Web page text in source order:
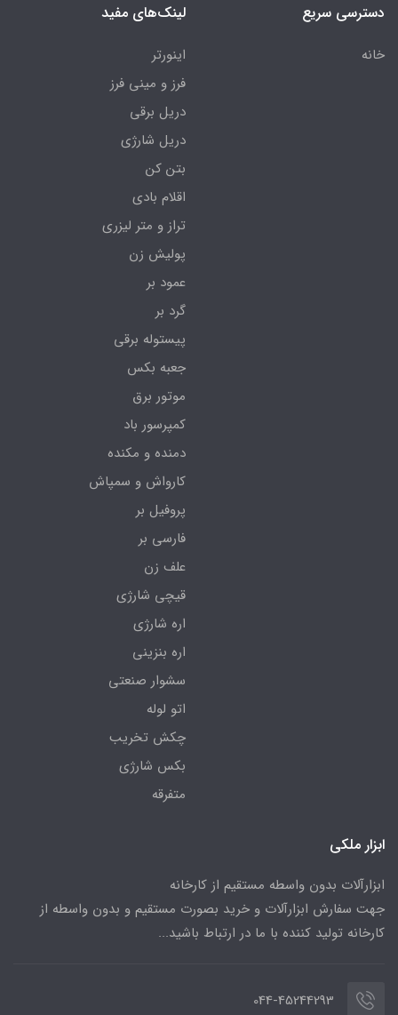
دسترسی سریع
خانه
لینک‌های مفید
اینورتر
فرز و مینی فرز
دریل برقی
دریل شارژی
بتن کن
اقلام بادی
تراز و متر لیزری
پولیش زن
عمود بر
گرد بر
پیستوله برقی
جعبه بکس
موتور برق
کمپرسور باد
دمنده و مکنده
کارواش و سمپاش
پروفیل بر
فارسی بر
علف زن
قیچی شارژی
اره شارژی
اره بنزینی
سشوار صنعتی
اتو لوله
چکش تخریب
بکس شارژی
متفرقه
ابزار ملکی
ابزارآلات بدون واسطه مستقیم از کارخانه
جهت سفارش ابزارآلات و خرید بصورت مستقیم و بدون واسطه از
کارخانه تولید کننده با ما در ارتباط باشید...
044-45244293